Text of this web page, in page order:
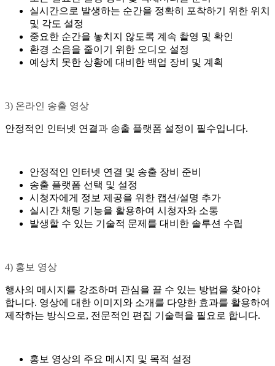
실시간으로 발생하는 순간을 정확히 포착하기 위한 위치
및 각도 설정
중요한 순간을 놓치지 않도록 계속 촬영 및 확인
환경 소음을 줄이기 위한 오디오 설정
예상치 못한 상황에 대비한 백업 장비 및 계획
3) 온라인 송출 영상
안정적인 인터넷 연결과 송출 플랫폼 설정이 필수입니다.
안정적인 인터넷 연결 및 송출 장비 준비
송출 플랫폼 선택 및 설정
시청자에게 정보 제공을 위한 캡션/설명 추가
실시간 채팅 기능을 활용하여 시청자와 소통
발생할 수 있는 기술적 문제를 대비한 솔루션 수립
4) 홍보 영상
행사의 메시지를 강조하며 관심을 끌 수 있는 방법을 찾아야
합니다. 영상에 대한 이미지와 소개를 다양한 효과를 활용하여
제작하는 방식으로, 전문적인 편집 기술력을 필요로 합니다.
홍보 영상의 주요 메시지 및 목적 설정